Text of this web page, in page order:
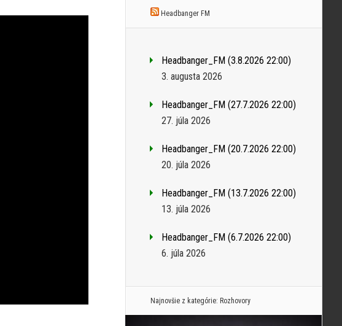
Headbanger FM
Headbanger_FM (3.8.2026 22:00)
3. augusta 2026
Headbanger_FM (27.7.2026 22:00)
27. júla 2026
Headbanger_FM (20.7.2026 22:00)
20. júla 2026
Headbanger_FM (13.7.2026 22:00)
13. júla 2026
Headbanger_FM (6.7.2026 22:00)
6. júla 2026
Najnovšie z kategórie: Rozhovory